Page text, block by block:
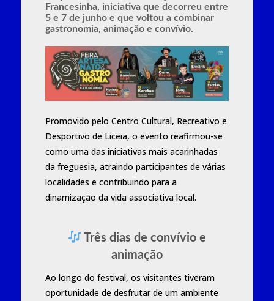
Francesinha, iniciativa que decorreu entre
5 e 7 de junho e que voltou a combinar
gastronomia, animação e convívio.
Promovido pelo Centro Cultural, Recreativo e
Desportivo de Liceia, o evento reafirmou-se
como uma das iniciativas mais acarinhadas
da freguesia, atraindo participantes de várias
localidades e contribuindo para a
dinamização da vida associativa local.
Três dias de convívio e
animação
Ao longo do festival, os visitantes tiveram
oportunidade de desfrutar de um ambiente